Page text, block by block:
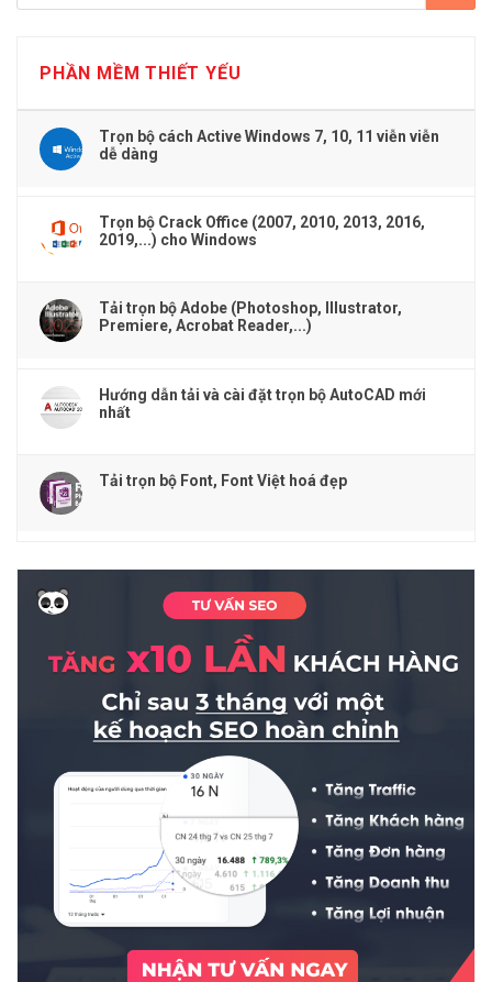
PHẦN MỀM THIẾT YẾU
Trọn bộ cách Active Windows 7, 10, 11 viễn viễn
dễ dàng
Trọn bộ Crack Office (2007, 2010, 2013, 2016,
2019,...) cho Windows
Tải trọn bộ Adobe (Photoshop, Illustrator,
Premiere, Acrobat Reader,...)
Hướng dẫn tải và cài đặt trọn bộ AutoCAD mới
nhất
Tải trọn bộ Font, Font Việt hoá đẹp